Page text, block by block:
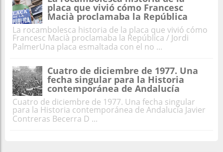
placa que vivió cómo Francesc
Macià proclamaba la República
La rocambolesca historia de la placa que vivió cómo
Francesc Macià proclamaba la República / Jordi
PalmerUna placa esmaltada con el no ...
Cuatro de diciembre de 1977. Una
fecha singular para la Historia
contemporánea de Andalucía
Cuatro de diciembre de 1977. Una fecha singular
para la Historia contemporánea de Andalucía Javier
Contreras Becerra D ...